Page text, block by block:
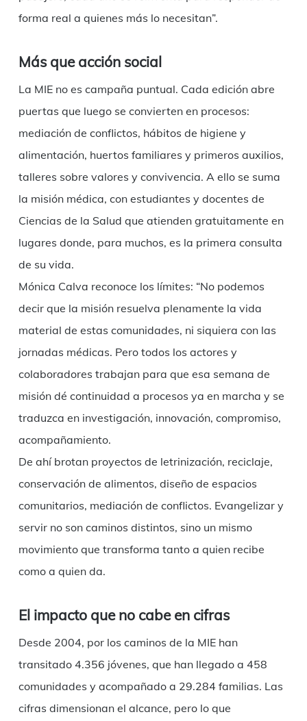
forma real a quienes más lo necesitan”.
Más que acción social
La MIE no es campaña puntual. Cada edición abre
puertas que luego se convierten en procesos:
mediación de conflictos, hábitos de higiene y
alimentación, huertos familiares y primeros auxilios,
talleres sobre valores y convivencia. A ello se suma
la misión médica, con estudiantes y docentes de
Ciencias de la Salud que atienden gratuitamente en
lugares donde, para muchos, es la primera consulta
de su vida.
Mónica Calva reconoce los límites: “No podemos
decir que la misión resuelva plenamente la vida
material de estas comunidades, ni siquiera con las
jornadas médicas. Pero todos los actores y
colaboradores trabajan para que esa semana de
misión dé continuidad a procesos ya en marcha y se
traduzca en investigación, innovación, compromiso,
acompañamiento.
De ahí brotan proyectos de letrinización, reciclaje,
conservación de alimentos, diseño de espacios
comunitarios, mediación de conflictos. Evangelizar y
servir no son caminos distintos, sino un mismo
movimiento que transforma tanto a quien recibe
como a quien da.
El impacto que no cabe en cifras
Desde 2004, por los caminos de la MIE han
transitado 4.356 jóvenes, que han llegado a 458
comunidades y acompañado a 29.284 familias. Las
cifras dimensionan el alcance, pero lo que